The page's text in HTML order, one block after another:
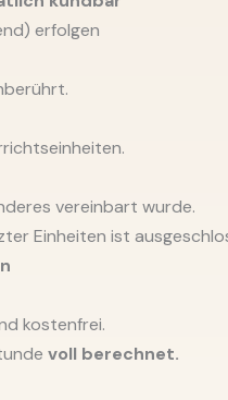
erfolgen
vereinbart wurde.
Einheiten ist
kostenfrei.
voll berechnet.